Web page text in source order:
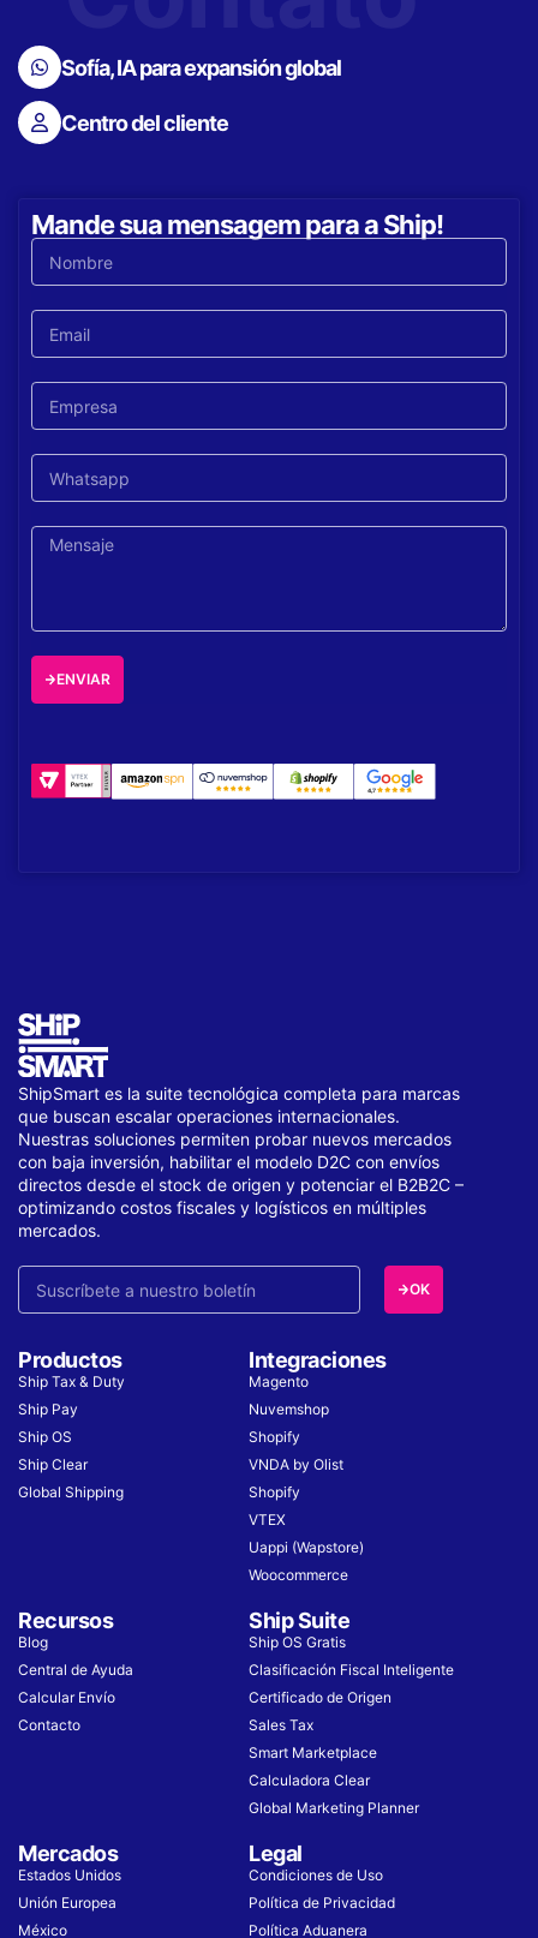
Sofía, IA para expansión global
Centro del cliente
Mande sua mensagem para a Ship!
ENVIAR
ShipSmart es la suite tecnológica completa para marcas
que buscan escalar operaciones internacionales.
Nuestras soluciones permiten probar nuevos mercados
con baja inversión, habilitar el modelo D2C con envíos
directos desde el stock de origen y potenciar el B2B2C –
optimizando costos fiscales y logísticos en múltiples
mercados.
OK
Productos
Ship Tax & Duty
Ship Pay
Ship OS
Ship Clear
Global Shipping
Integraciones
Magento
Nuvemshop
Shopify
VNDA by Olist
Shopify
VTEX
Uappi (Wapstore)
Woocommerce
Recursos
Blog
Central de Ayuda
Calcular Envío
Contacto
Ship Suite
Ship OS Gratis
Clasificación Fiscal Inteligente
Certificado de Origen
Sales Tax
Smart Marketplace
Calculadora Clear
Global Marketing Planner
Mercados
Estados Unidos
Unión Europea
México
Legal
Condiciones de Uso​
Política de Privacidad
Política Aduanera